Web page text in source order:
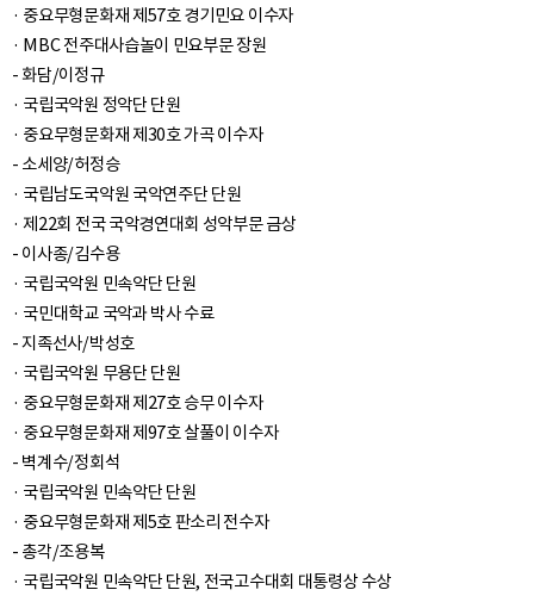
· 중요무형문화재 제57호 경기민요 이수자
· MBC 전주대사습놀이 민요부문 장원
- 화담/이정규
· 국립국악원 정악단 단원
· 중요무형문화재 제30호 가곡 이수자
- 소세양/허정승
· 국립남도국악원 국악연주단 단원
· 제22회 전국 국악경연대회 성악부문 금상
- 이사종/김수용
· 국립국악원 민속악단 단원
· 국민대학교 국악과 박사 수료
- 지족선사/박성호
· 국립국악원 무용단 단원
· 중요무형문화재 제27호 승무 이수자
· 중요무형문화재 제97호 살풀이 이수자
- 벽계수/정회석
· 국립국악원 민속악단 단원
· 중요무형문화재 제5호 판소리 전수자
- 총각/조용복
· 국립국악원 민속악단 단원, 전국고수대회 대통령상 수상